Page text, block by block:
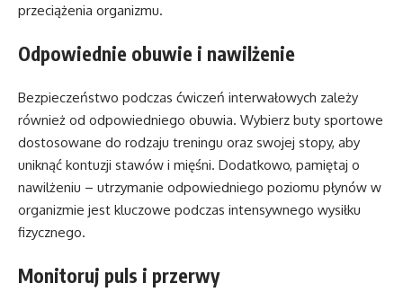
przeciążenia organizmu.
Odpowiednie obuwie i nawilżenie
Bezpieczeństwo podczas ćwiczeń interwałowych zależy
również od odpowiedniego obuwia. Wybierz buty sportowe
dostosowane do rodzaju treningu oraz swojej stopy, aby
uniknąć kontuzji stawów i mięśni. Dodatkowo, pamiętaj o
nawilżeniu – utrzymanie odpowiedniego poziomu płynów w
organizmie jest kluczowe podczas intensywnego wysiłku
fizycznego.
Monitoruj puls i przerwy